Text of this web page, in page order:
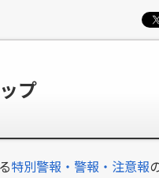
プ
特別警報・警報・注意報